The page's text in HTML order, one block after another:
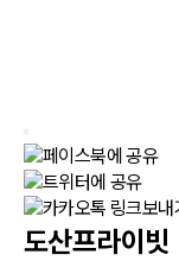
도산프라이빗